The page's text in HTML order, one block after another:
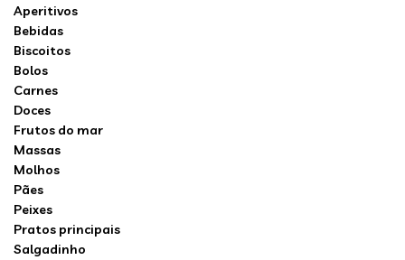
Aperitivos
Bebidas
Biscoitos
Bolos
Carnes
Doces
Frutos do mar
Massas
Molhos
Pães
Peixes
Pratos principais
Salgadinho